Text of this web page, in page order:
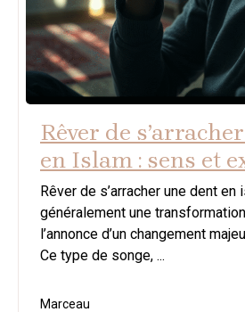
Rêver de
en Islam : sens et
Rêver de s’arracher une dent
généralement une
l’annonce d’un changement
Ce type de songe, ...
Marceau